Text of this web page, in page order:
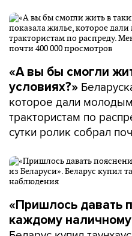
«А вы бы смогли
условиях?»
которое дали
трактористам по
сутки ролик собрал
«Пришлось давать
каждому